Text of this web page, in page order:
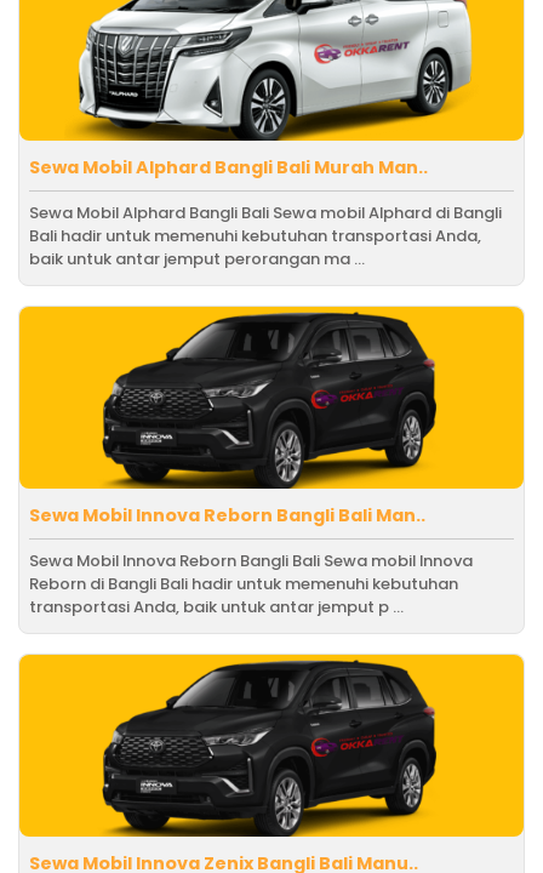
Sewa Mobil Alphard Bangli Bali Murah Man..
Sewa Mobil Alphard Bangli Bali Sewa mobil Alphard di Bangli
Bali hadir untuk memenuhi kebutuhan transportasi Anda,
baik untuk antar jemput perorangan ma ...
Sewa Mobil Innova Reborn Bangli Bali Man..
Sewa Mobil Innova Reborn Bangli Bali Sewa mobil Innova
Reborn di Bangli Bali hadir untuk memenuhi kebutuhan
transportasi Anda, baik untuk antar jemput p ...
Sewa Mobil Innova Zenix Bangli Bali Manu..